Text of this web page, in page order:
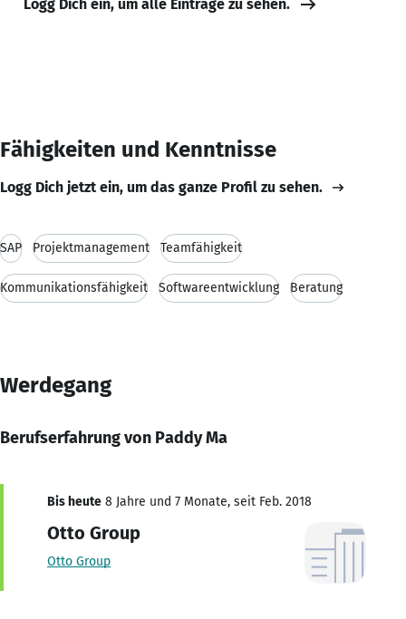
Logg Dich ein, um alle Einträge zu sehen.
Fähigkeiten und Kenntnisse
Logg Dich jetzt ein, um das ganze Profil zu sehen.
SAP Projektmanagement Teamfähigkeit
Kommunikationsfähigkeit Softwareentwicklung Beratung
Werdegang
Berufserfahrung von Paddy Ma
Bis heute 8 Jahre und 7 Monate, seit Feb. 2018
Otto Group
Otto Group